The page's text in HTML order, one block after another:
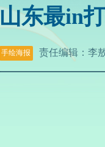
山东最in
手绘海报 责任编辑： 李